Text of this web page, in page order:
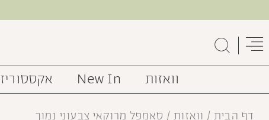
וואזות New In אקססוריז
דף הבית/ וואזות/ סאמפל מרוקאי צבעוני נמוך